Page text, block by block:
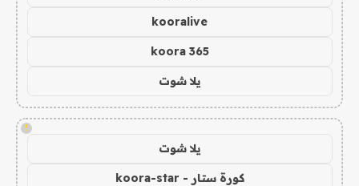
kooralive
koora 365
يلا شوت
!
يلا شوت
كورة ستار - koora-star